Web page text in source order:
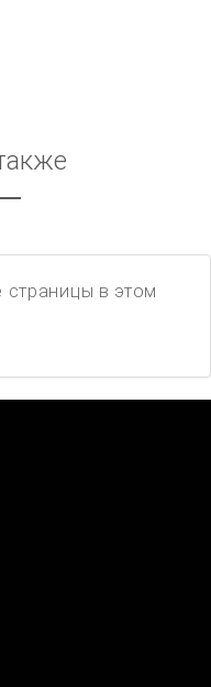
страницы в этом